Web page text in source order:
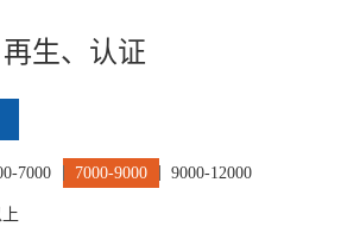
再生、认证
7000 7000-9000 9000-12000